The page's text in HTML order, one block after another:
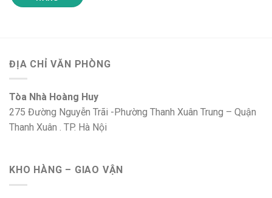
ĐỊA CHỈ VĂN PHÒNG
Tòa Nhà Hoàng Huy
275 Đường Nguyễn Trãi -Phường Thanh Xuân Trung – Quận
Thanh Xuân . TP. Hà Nội
KHO HÀNG – GIAO VẬN